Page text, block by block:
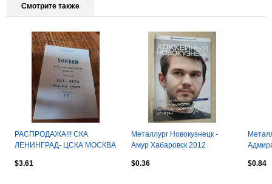
Смотрите также
РАСПРОДАЖА!!! СКА
ЛЕНИНГРАД- ЦСКА МОСКВА
$3.61
Металлург Новокузнецк -
Амур Хабаровск 2012
$0.36
$0.84